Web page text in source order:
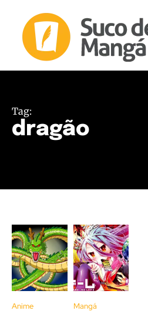
Tag:
dragão
Anime Mangá